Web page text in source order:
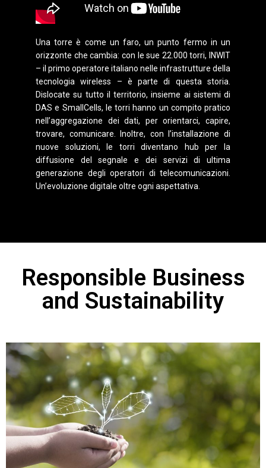
Una torre è come un faro, un punto fermo in un
orizzonte che cambia: con le sue 22.000 torri, INWIT
– il primo operatore italiano nelle infrastrutture della
tecnologia wireless – è parte di questa storia.
Dislocate su tutto il territorio, insieme ai sistemi di
DAS e SmallCells, le torri hanno un compito pratico
nell’aggregazione dei dati, per orientarci, capire,
trovare, comunicare. Inoltre, con l’installazione di
nuove soluzioni, le torri diventano hub per la
diffusione del segnale e dei servizi di ultima
generazione degli operatori di telecomunicazioni.
Un’evoluzione digitale oltre ogni aspettativa.
Responsible Business
and Sustainability